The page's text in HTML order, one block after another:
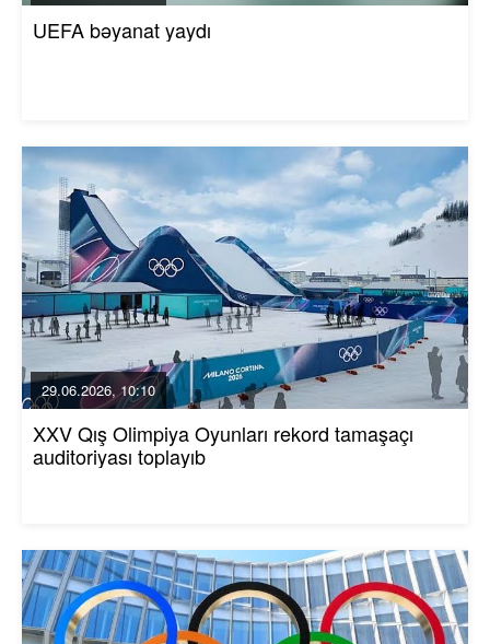
UEFA bəyanat yaydı
29.06.2026, 10:10
XXV Qış Olimpiya Oyunları rekord tamaşaçı
auditoriyası toplayıb